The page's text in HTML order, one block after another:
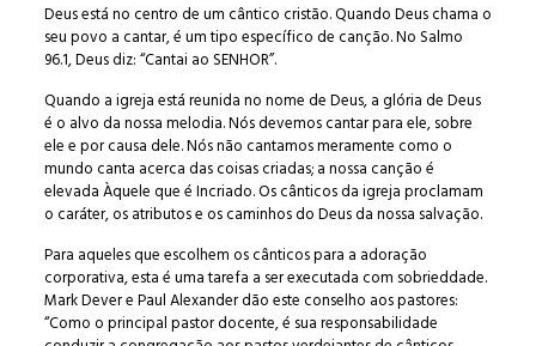
Deus está no centro de um cântico cristão. Quando Deus chama o
seu povo a cantar, é um tipo específico de canção. No Salmo
96.1, Deus diz: “Cantai ao SENHOR”.
Quando a igreja está reunida no nome de Deus, a glória de Deus
é o alvo da nossa melodia. Nós devemos cantar para ele, sobre
ele e por causa dele. Nós não cantamos meramente como o
mundo canta acerca das coisas criadas; a nossa canção é
elevada Àquele que é Incriado. Os cânticos da igreja proclamam
o caráter, os atributos e os caminhos do Deus da nossa salvação.
Para aqueles que escolhem os cânticos para a adoração
corporativa, esta é uma tarefa a ser executada com sobrieddade.
Mark Dever e Paul Alexander dão este conselho aos pastores:
“Como o principal pastor docente, é sua responsabilidade